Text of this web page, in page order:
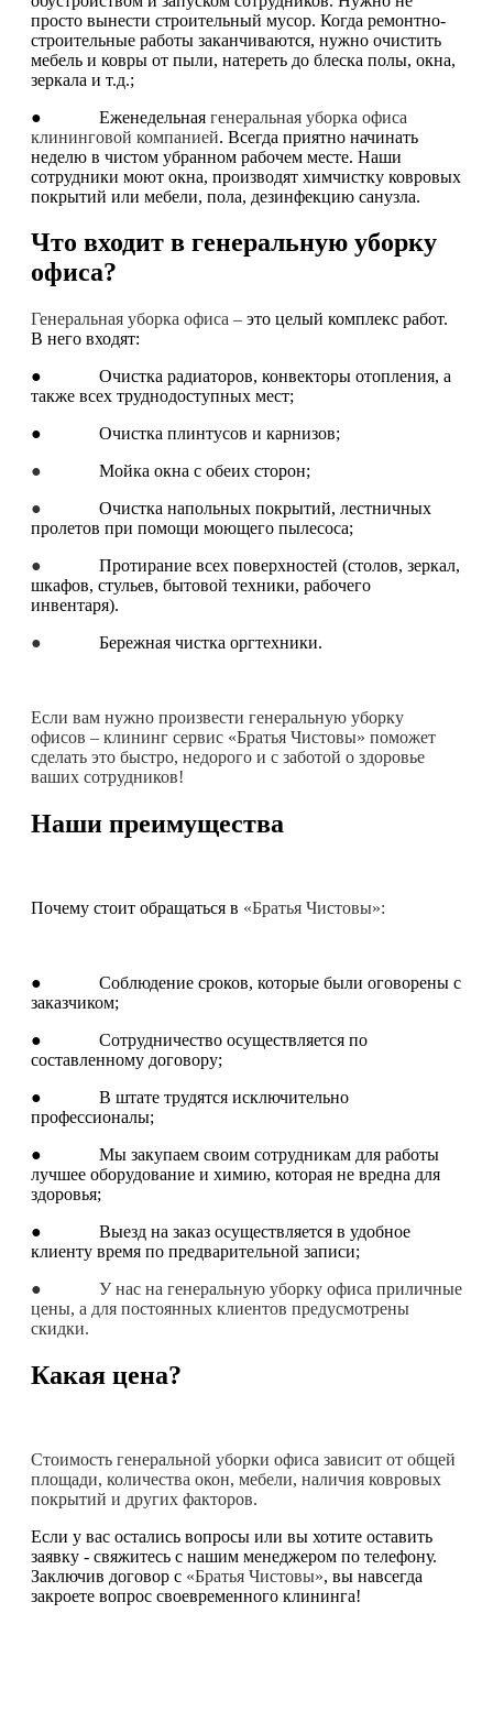
просто вынести строительный мусор. Когда ремонтно-
строительные работы заканчиваются, нужно очистить
мебель и ковры от пыли, натереть до блеска полы, окна,
зеркала и т.д.;
● Еженедельная генеральная уборка офиса
клининговой компанией. Всегда приятно начинать
неделю в чистом убранном рабочем месте. Наши
сотрудники моют окна, производят химчистку ковровых
покрытий или мебели, пола, дезинфекцию санузла.
Что входит в генеральную уборку
офиса?
Генеральная уборка офиса – это целый комплекс работ.
В него входят:
● Очистка радиаторов, конвекторы отопления, а
также всех труднодоступных мест;
● Очистка плинтусов и карнизов;
● Мойка окна с обеих сторон;
● Очистка напольных покрытий, лестничных
пролетов при помощи моющего пылесоса;
● Протирание всех поверхностей (столов, зеркал,
шкафов, стульев, бытовой техники, рабочего
инвентаря).
● Бережная чистка оргтехники.
Если вам нужно произвести генеральную уборку
офисов – клининг сервис «Братья Чистовы» поможет
сделать это быстро, недорого и с заботой о здоровье
ваших сотрудников!
Наши преимущества
Почему стоит обращаться в «Братья Чистовы»:
● Соблюдение сроков, которые были оговорены с
заказчиком;
● Сотрудничество осуществляется по
составленному договору;
● В штате трудятся исключительно
профессионалы;
● Мы закупаем своим сотрудникам для работы
лучшее оборудование и химию, которая не вредна для
здоровья;
● Выезд на заказ осуществляется в удобное
клиенту время по предварительной записи;
● У нас на генеральную уборку офиса приличные
цены, а для постоянных клиентов предусмотрены
скидки.
Какая цена?
Стоимость генеральной уборки офиса зависит от общей
площади, количества окон, мебели, наличия ковровых
покрытий и других факторов.
Если у вас остались вопросы или вы хотите оставить
заявку - свяжитесь с нашим менеджером по телефону.
Заключив договор с «Братья Чистовы», вы навсегда
закроете вопрос своевременного клининга!